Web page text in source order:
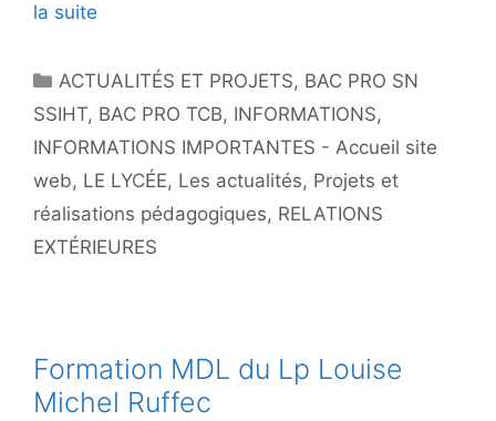
la suite
Catégories
ACTUALITÉS ET PROJETS, BAC PRO SN
SSIHT, BAC PRO TCB, INFORMATIONS,
INFORMATIONS IMPORTANTES - Accueil site
web, LE LYCÉE, Les actualités, Projets et
réalisations pédagogiques, RELATIONS
EXTÉRIEURES
Formation MDL du Lp Louise
Michel Ruffec